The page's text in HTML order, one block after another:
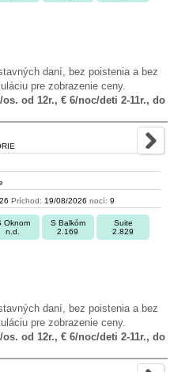
daní, bez poistenia a bez
pre zobrazenie ceny.
od 12r., € 6/noc/deti 2-11r., do
Príchod: 19/08/2026 nocí: 9
Oknom
n.d.
S Balkóm
2.169
Suite
2.829
daní, bez poistenia a bez
pre zobrazenie ceny.
od 12r., € 6/noc/deti 2-11r., do